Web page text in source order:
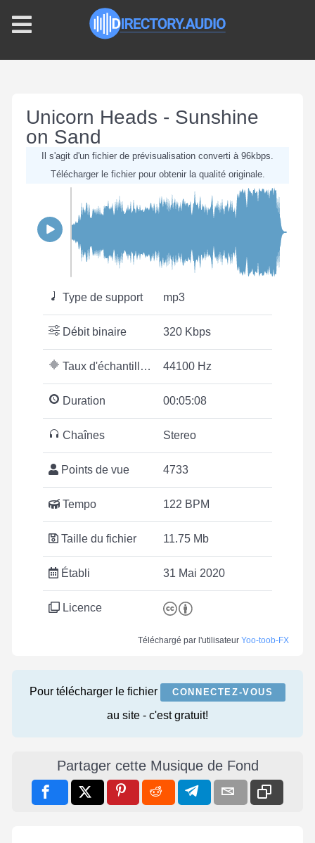
Unicorn Heads - Sunshine
on Sand
Il s'agit d'un fichier de prévisualisation converti à 96kbps.
Télécharger le fichier pour obtenir la qualité originale.
Type de support mp3
Débit binaire 320 Kbps
Taux d'échantillonnage 44100 Hz
Duration 00:05:08
Chaînes Stereo
Points de vue 4733
Tempo 122 BPM
Taille du fichier 11.75 Mb
Établi 31 Mai 2020
Licence
Téléchargé par l'utilisateur Yoo-toob-FX
Pour télécharger le fichier CONNECTEZ-VOUS
au site - c'est gratuit!
Partager cette Musique de Fond